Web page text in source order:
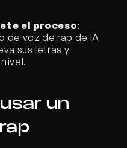
el proceso:
de voz de rap de IA
sus letras y
un